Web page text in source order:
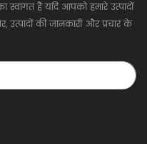
है यदि आपको हमारे उत्पादों
की जानकारी और प्रचार के